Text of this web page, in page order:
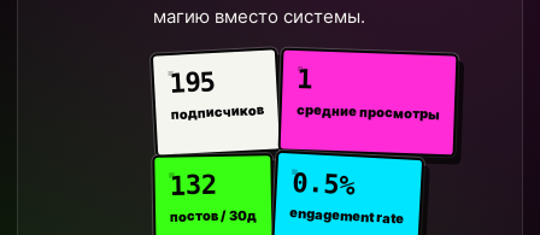
магию вместо системы.
195
подписчиков
1
средние просмотры
132
постов / 30д
0.5%
engagement rate